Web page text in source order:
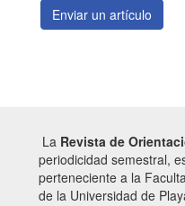
Enviar un artículo
La Revista de
periodicidad semestral,
perteneciente a la
de la Universidad de